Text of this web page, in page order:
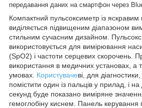
передавання даних на смартфон через
Компактний пульсоксиметр із
виділяється підвищеним діапазоном
стильним сучасним дизайном.
використовується для вимірювання
(SpO2) і частоти серцевих скорочень.
використання в медичних установах, а
умовах. Користувачеві, для
помістити один із пальців у прилад, і
секунд буде показано виміряне
гемоглобіну киснем. Панель керування